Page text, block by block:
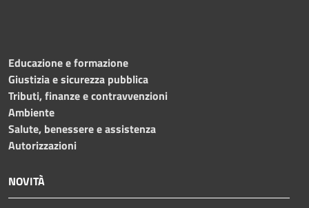
Educazione e formazione
Giustizia e sicurezza pubblica
Tributi, finanze e contravvenzioni
Ambiente
Salute, benessere e assistenza
Autorizzazioni
NOVITÀ